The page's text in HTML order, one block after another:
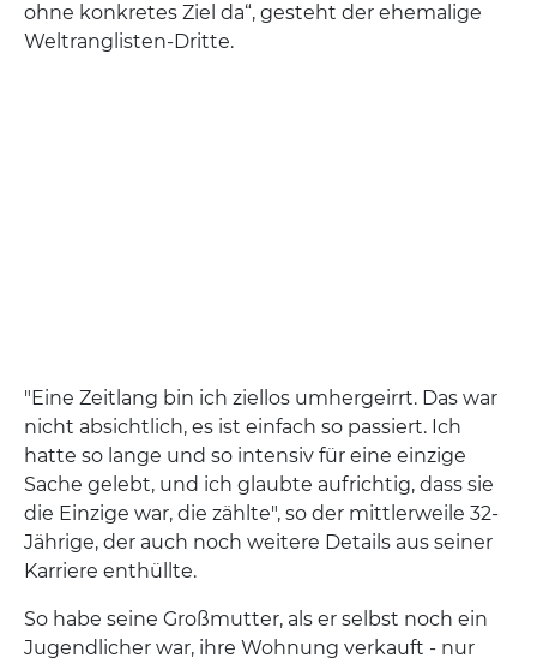
ohne konkretes Ziel da“, gesteht der ehemalige
Weltranglisten-Dritte.
"Eine Zeitlang bin ich ziellos umhergeirrt. Das war
nicht absichtlich, es ist einfach so passiert. Ich
hatte so lange und so intensiv für eine einzige
Sache gelebt, und ich glaubte aufrichtig, dass sie
die Einzige war, die zählte", so der mittlerweile 32-
Jährige, der auch noch weitere Details aus seiner
Karriere enthüllte.
So habe seine Großmutter, als er selbst noch ein
Jugendlicher war, ihre Wohnung verkauft - nur